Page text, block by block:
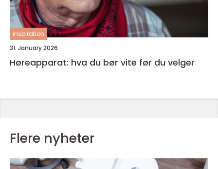
inspiration
31. January 2026
Høreapparat: hva du bør vite før du velger
Flere nyheter